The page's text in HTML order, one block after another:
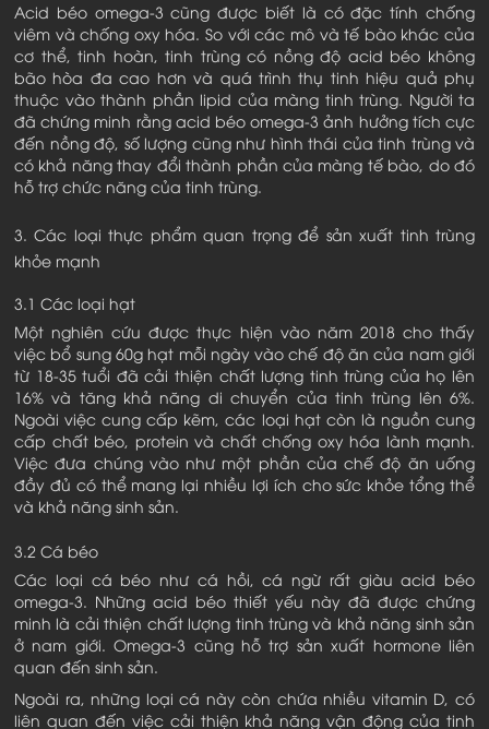
Acid béo omega-3 cũng được biết là có đặc tính chống
viêm và chống oxy hóa. So với các mô và tế bào khác của
cơ thể, tinh hoàn, tinh trùng có nồng độ acid béo không
bão hòa đa cao hơn và quá trình thụ tinh hiệu quả phụ
thuộc vào thành phần lipid của màng tinh trùng. Người ta
đã chứng minh rằng acid béo omega-3 ảnh hưởng tích cực
đến nồng độ, số lượng cũng như hình thái của tinh trùng và
có khả năng thay đổi thành phần của màng tế bào, do đó
hỗ trợ chức năng của tinh trùng.
3. Các loại thực phẩm quan trọng để sản xuất tinh trùng
khỏe mạnh
3.1 Các loại hạt
Một nghiên cứu được thực hiện vào năm 2018 cho thấy
việc bổ sung 60g hạt mỗi ngày vào chế độ ăn của nam giới
từ 18-35 tuổi đã cải thiện chất lượng tinh trùng của họ lên
16% và tăng khả năng di chuyển của tinh trùng lên 6%.
Ngoài việc cung cấp kẽm, các loại hạt còn là nguồn cung
cấp chất béo, protein và chất chống oxy hóa lành mạnh.
Việc đưa chúng vào như một phần của chế độ ăn uống
đầy đủ có thể mang lại nhiều lợi ích cho sức khỏe tổng thể
và khả năng sinh sản.
3.2 Cá béo
Các loại cá béo như cá hồi, cá ngừ rất giàu acid béo
omega-3. Những acid béo thiết yếu này đã được chứng
minh là cải thiện chất lượng tinh trùng và khả năng sinh sản
ở nam giới. Omega-3 cũng hỗ trợ sản xuất hormone liên
quan đến sinh sản.
Ngoài ra, những loại cá này còn chứa nhiều vitamin D, có
liên quan đến việc cải thiện khả năng vận động của tinh